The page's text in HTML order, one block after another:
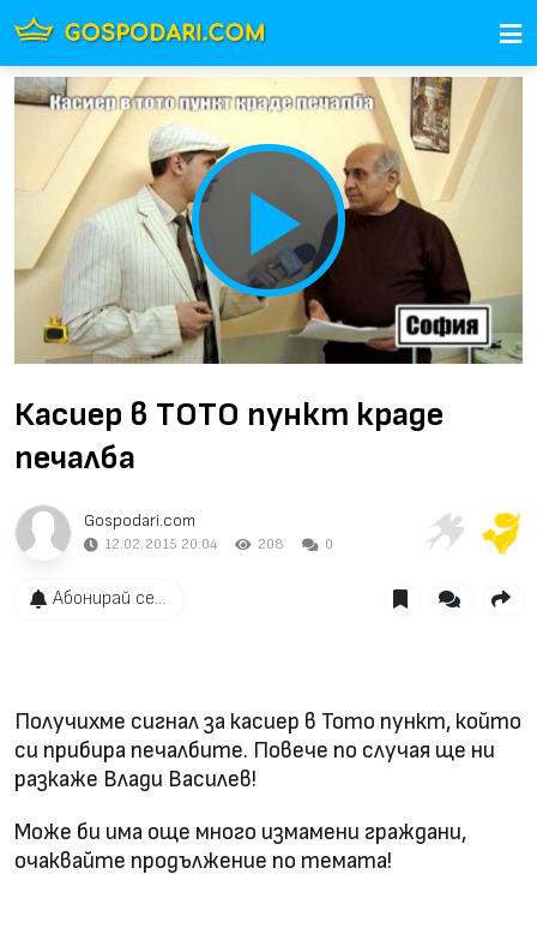
Play
Video
Касиер в ТОТО пункт краде
печалба
Gospodari.com
12.02.2015 20:04 208 0
Абонирай се...
Получихме сигнал за касиер в Тото пункт, който
си прибира печалбите. Повече по случая ще ни
разкаже Влади Василев!
Може би има още много измамени граждани,
очаквайте продължение по темата!